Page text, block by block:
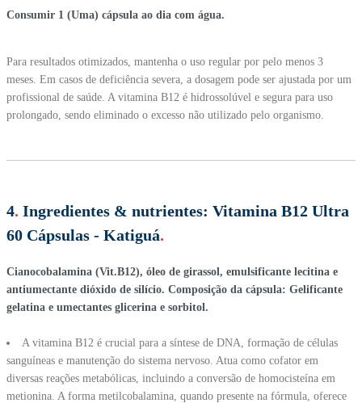
Consumir 1 (Uma) cápsula ao dia com água.
Para resultados otimizados, mantenha o uso regular por pelo menos 3
meses. Em casos de deficiência severa, a dosagem pode ser ajustada por um
profissional de saúde. A vitamina B12 é hidrossolúvel e segura para uso
prolongado, sendo eliminado o excesso não utilizado pelo organismo.
4. Ingredientes & nutrientes: Vitamina B12 Ultra
60 Cápsulas - Katiguá.
Cianocobalamina (Vit.B12), óleo de girassol, emulsificante lecitina e
antiumectante dióxido de silício. Composição da cápsula: Gelificante
gelatina e umectantes glicerina e sorbitol.
A vitamina B12 é crucial para a síntese de DNA, formação de células
sanguíneas e manutenção do sistema nervoso. Atua como cofator em
diversas reações metabólicas, incluindo a conversão de homocisteína em
metionina. A forma metilcobalamina, quando presente na fórmula, oferece